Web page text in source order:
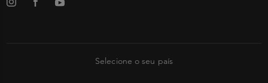
Selecione o seu país